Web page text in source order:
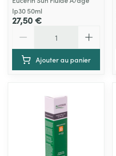
Ip30 50ml
27,50 €
Ajouter au panier